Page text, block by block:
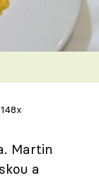
148x
Martin
a